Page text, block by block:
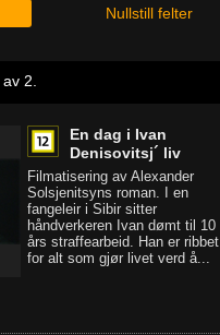
Nullstill felter
2.
En dag i Ivan
Denisovitsj´ liv
Filmatisering av Alexander
Solsjenitsyns roman. I en
fangeleir i Sibir sitter
håndverkeren Ivan dømt til 10
års straffearbeid. Han er ribbet
for alt som gjør livet verd å...